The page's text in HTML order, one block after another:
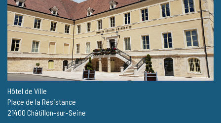
Hôtel de Ville
Place de la Résistance
21400 Châtillon-sur-Seine